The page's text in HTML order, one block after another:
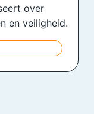
over
en veiligheid.